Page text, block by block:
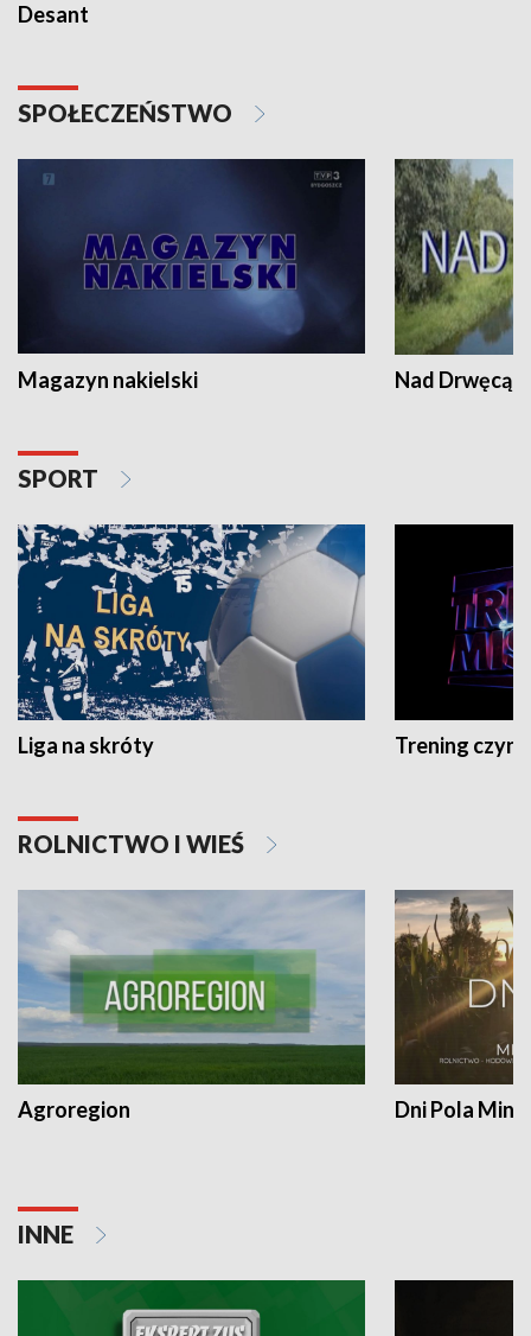
Desant
SPOŁECZEŃSTWO
Magazyn nakielski Nad Drwęcą
SPORT
Liga na skróty Trening czyni
ROLNICTWO I WIEŚ
Agroregion Dni Pola
INNE